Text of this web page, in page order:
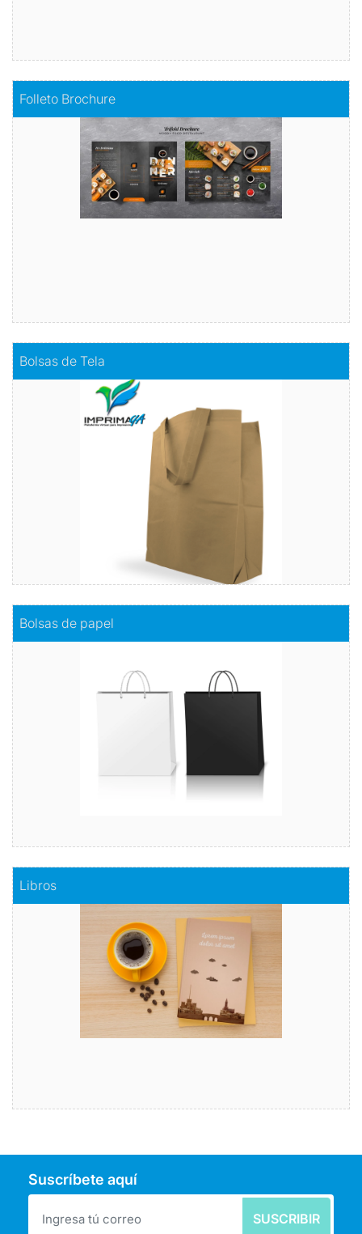
Folleto Brochure
Comunica tu mensaje de manera impactante
Comprar
Comprar
Bolsas de Tela
A comparación de las bolsas plásticas, estas serán más
resistentes y no se romperán con facilidad. Y el color es tu
Comprar
Comprar
Bolsas de papel
Comprar
Comprar
Libros
Capta el interés del lector con nuestra ayuda rápida y
Comprar
Comprar
Suscríbete aquí
SUSCRIBIR